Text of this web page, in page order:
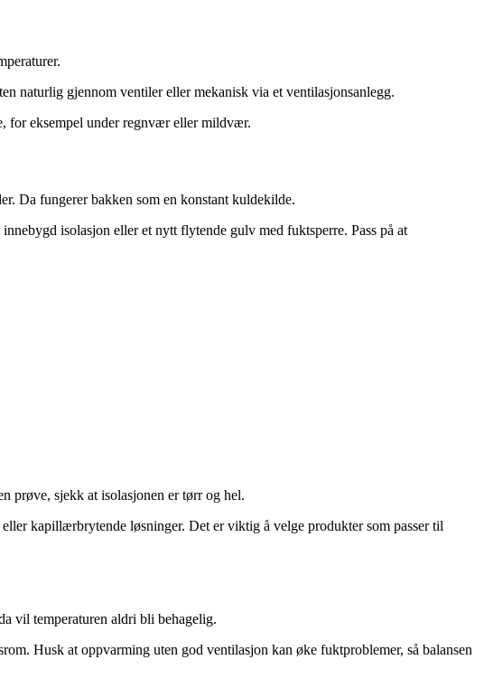
naturlig gjennom ventiler eller mekanisk via et ventilasjonsanlegg.
for eksempel under regnvær eller mildvær.
Da fungerer bakken som en konstant kuldekilde.
isolasjon eller et nytt flytende gulv med fuktsperre. Pass på at
prøve, sjekk at isolasjonen er tørr og hel.
kapillærbrytende løsninger. Det er viktig å velge produkter som passer til
vil temperaturen aldri bli behagelig.
Husk at oppvarming uten god ventilasjon kan øke fuktproblemer, så balansen